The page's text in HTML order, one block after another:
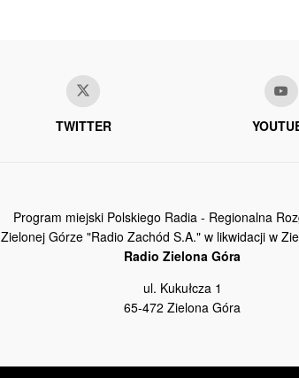
TWITTER
Program miejski Polskiego Radia - Regionalna
Zielonej Górze "Radio Zachód S.A." w likwidacji w
Radio Zielona Góra
ul. Kukułcza 1
65-472 Zielona Góra